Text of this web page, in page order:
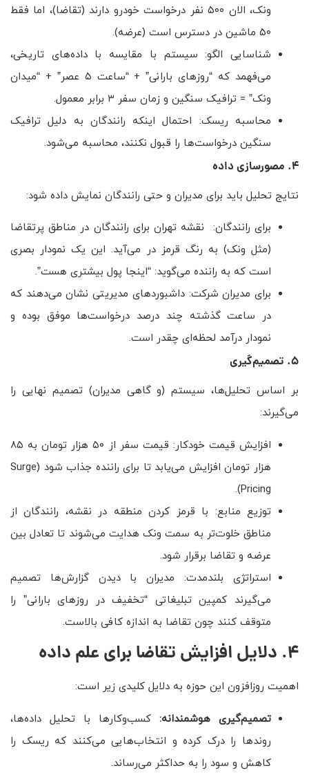
ونک، الان ۵۰۰ نفر درخواست خودرو دارند (تقاضا)، اما فقط
۵۰ ماشین در دسترس است (عرضه).
شناسایی الگو: سیستم با مقایسه با داده‌های تاریخی،
می‌فهمد که “روزهای بارانی” + “ساعت ۵ عصر” + “میدان
ونک” = ترافیک سنگین و زمان سفر ۳ برابر معمول.
محاسبه ریسک: احتمال اینکه رانندگان به دلیل ترافیک
سنگین درخواست‌ها را قبول نکنند، محاسبه می‌شود.
۴. مصورسازی داده
نتایج تحلیل باید برای مدیران و حتی رانندگان نمایش داده شود:
برای رانندگان: نقشه تهران برای رانندگان در مناطق پرتقاضا
(مثل ونک) به رنگ قرمز در می‌آید. این یک نمودار بصری
است که به راننده می‌گوید: “اینجا پول بیشتری هست”.
برای مدیران شرکت: داشبوردهای مدیریتی نشان می‌دهند که
در ساعت گذشته چند درصد درخواست‌ها موفق بوده و
نمودار درآمد لحظه‌ای چقدر است.
۵. تصمیم‌گیری
بر اساس تحلیل‌ها، سیستم (و گاهی مدیران) تصمیم نهایی را
می‌گیرند:
افزایش قیمت خودکار: قیمت سفر از ۵۰ هزار تومان به ۸۵
هزار تومان افزایش می‌یابد تا برای راننده جذاب شود (Surge
Pricing).
توزیع منابع: با قرمز کردن منطقه در نقشه، رانندگان از
مناطق خلوت‌تر به سمت ونک هدایت می‌شوند تا تعادل بین
عرضه و تقاضا برقرار شود.
استراتژی بلندمدت: مدیران با دیدن گزارش‌ها تصمیم
می‌گیرند کمپین تبلیغاتی “تخفیف در روزهای بارانی” را
متوقف کنند چون تقاضا به اندازه کافی بالاست.
4. دلایل افزایش تقاضا برای علم داده
اهمیت روزافزون این حوزه به دلایل کلیدی زیر است:
تصمیم‌گیری هوشمندانه: کسب‌وکارها با تحلیل داده‌ها،
روندها را درک کرده و انتخاب‌هایی می‌کنند که ریسک را
کاهش و سود را به حداکثر می‌رساند.